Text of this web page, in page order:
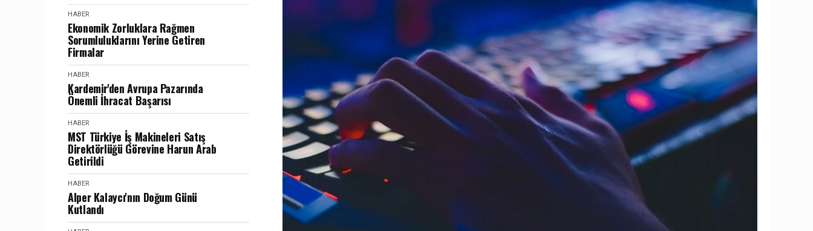
HABER
Ekonomik Zorluklara Rağmen
Sorumluluklarını Yerine Getiren
Firmalar
HABER
Kardemir'den Avrupa Pazarında
Önemli İhracat Başarısı
HABER
MST Türkiye İş Makineleri Satış
Direktörlüğü Görevine Harun Arab
Getirildi
HABER
Alper Kalaycı'nın Doğum Günü
Kutlandı